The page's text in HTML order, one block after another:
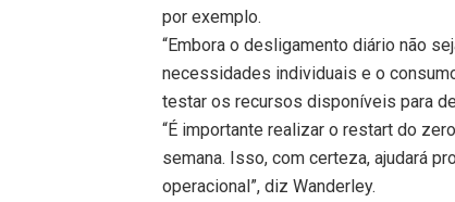
por exemplo.
“Embora o desligamento diário não
necessidades individuais e o
testar os recursos disponíveis para
“É importante realizar o restart do
semana. Isso, com certeza, ajudará
operacional”, diz Wanderley.